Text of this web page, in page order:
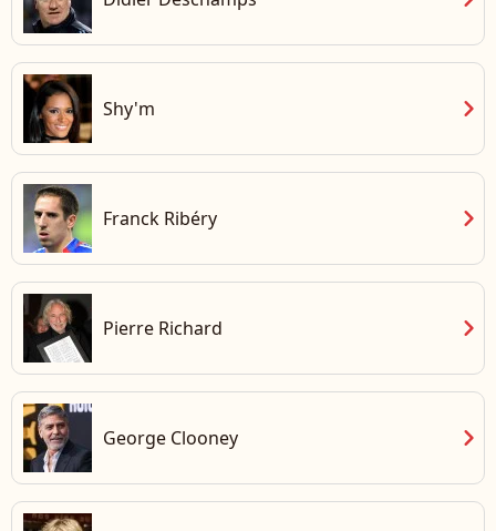
Shy'm chevron_right
Franck Ribéry chevron_right
Pierre Richard chevron_right
George Clooney chevron_right